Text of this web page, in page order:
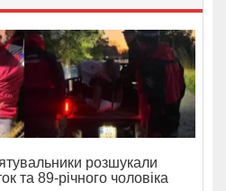
розшукали
та 89-річного чоловіка